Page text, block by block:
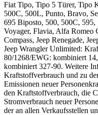
Fiat Tipo, Tipo 5 Türer, Tipo
500C, 500L, Punto, Bravo,
695 Biposto, 500, 500C,
Voyager, Flavia, Alfa Romeo
Compass, Jeep Renegade,
Jeep Wrangler Unlimited:
80/1268/EWG: kombiniert
kombiniert 327-90. Weitere
Kraftstoffverbrauch und zu
Emissionen neuer
den Kraftstoffverbrauch, die
Stromverbrauch neuer
der an allen Verkaufsstellen